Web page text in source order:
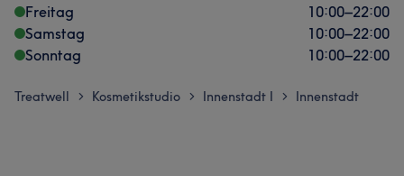
Freitag
10:00–22:00
Samstag
10:00–22:00
Sonntag
10:00–22:00
Treatwell > Kosmetikstudio > Innenstadt I > Innenstadt